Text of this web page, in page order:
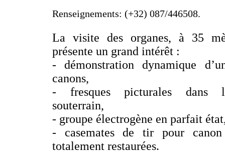
Renseignements: (+32) 087/446508.
La visite des organes, à 35
présente un grand intérêt :
- démonstration dynamique
canons,
- fresques picturales dans
souterrain,
- groupe électrogène en parfait
- casemates de tir pour
totalement restaurées.